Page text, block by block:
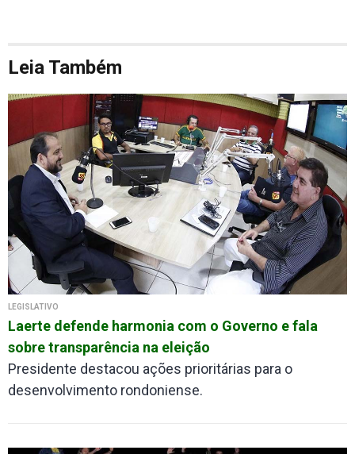
Leia Também
LEGISLATIVO
Laerte defende harmonia com o Governo e fala
sobre transparência na eleição
Presidente destacou ações prioritárias para o
desenvolvimento rondoniense.